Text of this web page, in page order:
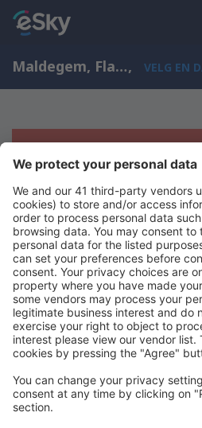
Maldegem, Flanders, Belgia, VELG EN
Beklager, søket ga
Prøv å søk etter andre kriterier
Copyright © eSkyTravel.no. Alle